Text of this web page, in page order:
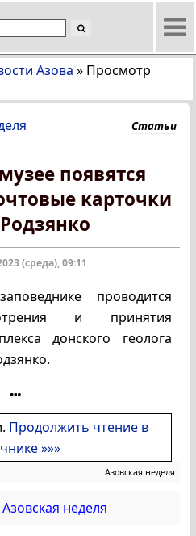
Азова » Просмотр
Статьи
появятся
карточки
(среда), 09:11
проводится
и принятия
донского геолога
Продолжить чтение в
»»»
Азовская неделя
Азовская неделя